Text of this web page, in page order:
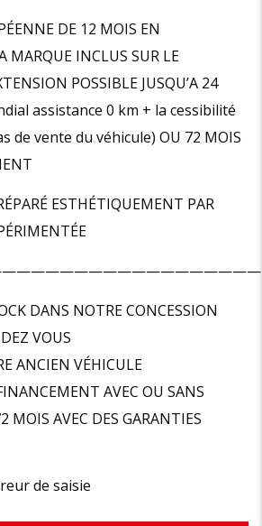
DE 12 MOIS EN
MARQUE INCLUS SUR LE
POSSIBLE JUSQU’A 24
assistance 0 km + la cessibilité
de vente du véhicule) OU 72 MOIS
ESTHÉTIQUEMENT PAR
DANS NOTRE CONCESSION
VOUS
ANCIEN VÉHICULE
AVEC OU SANS
MOIS AVEC DES GARANTIES
de saisie